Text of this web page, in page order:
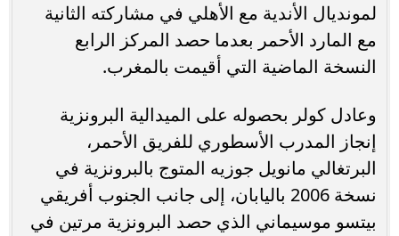
لمونديال الأندية مع الأهلي في مشاركته الثانية
مع المارد الأحمر بعدما حصد المركز الرابع
النسخة الماضية التي أقيمت بالمغرب.
وعادل كولر بحصوله على الميدالية البرونزية
إنجاز المدرب الأسطوري للفريق الأحمر،
البرتغالي مانويل جوزيه المتوج بالبرونزية في
نسخة 2006 باليابان، إلى جانب الجنوب أفريقي
بيتسو موسيماني الذي حصد البرونزية مرتين في